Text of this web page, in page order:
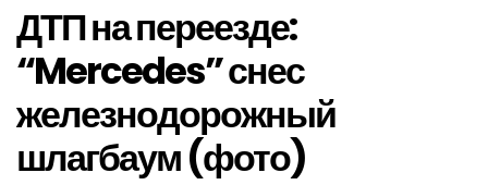
ДТП на переезде:
“Mercedes” снес
железнодорожный
шлагбаум (фото)